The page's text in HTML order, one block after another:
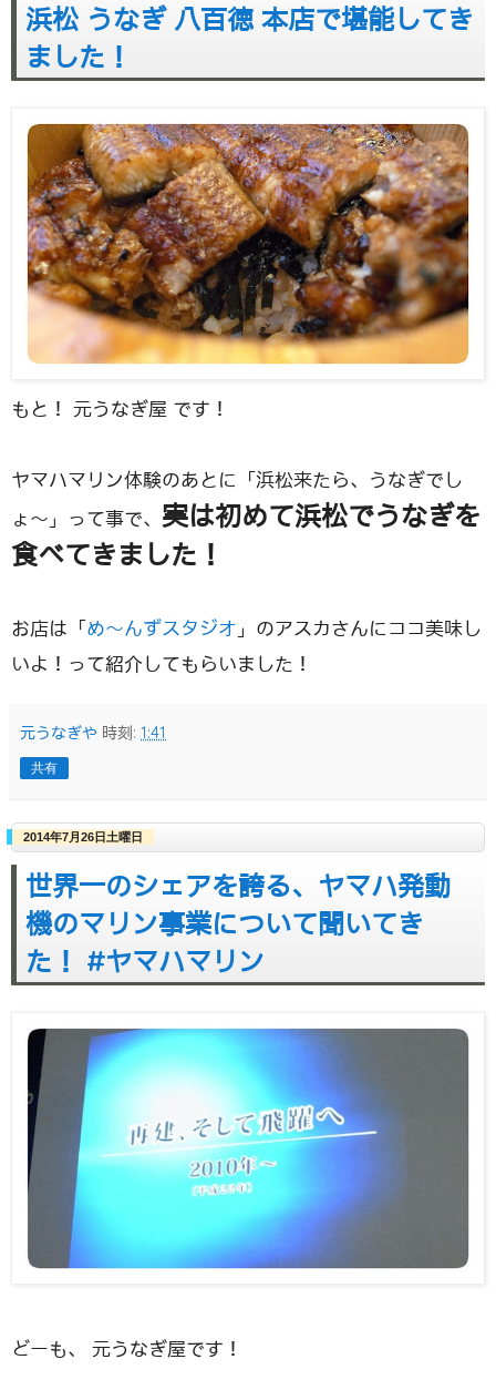
浜松 うなぎ 八百徳 本店で堪能してき
ました！
もと！ 元うなぎ屋 です！
ヤマハマリン体験のあとに「浜松来たら、うなぎでし
ょ〜」って事で、 実は初めて浜松でうなぎを
食べてきました！
お店は「め～んずスタジオ 」のアスカさんにココ美味し
いよ！って紹介してもらいました！
元うなぎや 時刻: 1:41
共有
2014年7月26日土曜日
世界一のシェアを誇る、ヤマハ発動
機のマリン事業について聞いてき
た！ #ヤマハマリン
どーも、 元うなぎ屋です！